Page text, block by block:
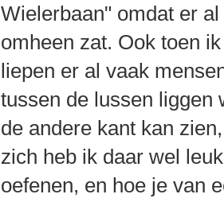
Wielerbaan" omdat er
omheen zat. Ook toen
liepen er al vaak
tussen de lussen liggen
de andere kant kan
zich heb ik daar wel
oefenen, en hoe je van